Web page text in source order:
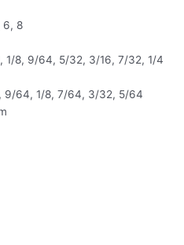
6, 8
1/8, 9/64, 5/32, 3/16, 7/32, 1/4
9/64, 1/8, 7/64, 3/32, 5/64